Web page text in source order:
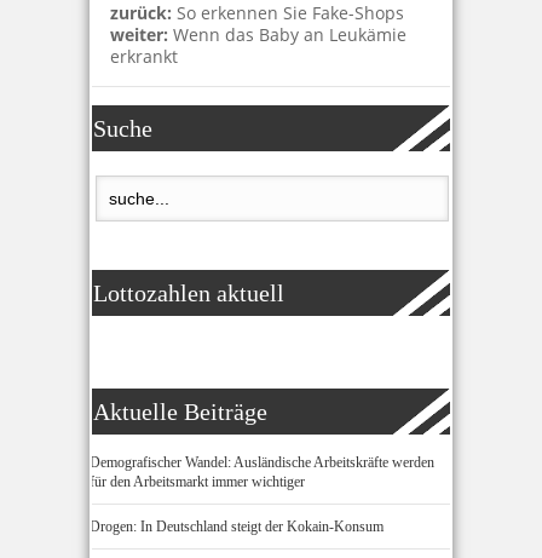
zurück: So erkennen Sie Fake-Shops
weiter: Wenn das Baby an Leukämie
erkrankt
Suche
Lottozahlen aktuell
Aktuelle Beiträge
Demografischer Wandel: Ausländische Arbeitskräfte werden
für den Arbeitsmarkt immer wichtiger
Drogen: In Deutschland steigt der Kokain-Konsum